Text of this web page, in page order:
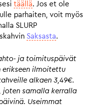
täällä. Jos et ole
parhaiten, voit myös
SLURP
Saksasta.
ja toimituspäivät
erikseen ilmoitettu
alkaen 3,49€.
joten samalla kerralla
Useimmat